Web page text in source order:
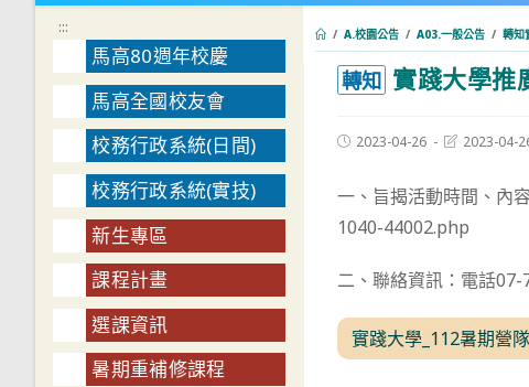
/ A.校園公告 / A03.一般公告 / 轉知
轉知 實踐大學推
Post2023-04-26
Post2023-04-
一、旨揭活動時間、內
1040-44002.php
二、聯絡資訊：電話
實踐大學_112暑期營
:::
馬高80週年校慶
馬高全國校友會
校務行政系統(日間)
校務行政系統(實技)
新生專區
課程計畫
選課資訊
暑期重補修課程